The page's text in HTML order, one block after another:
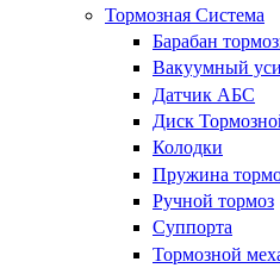
Тормозная Система
Барабан
Вакуумный
Датчик АБС
Диск
Колодки
Пружина
Ручной тормоз
Суппорта
Тормозной